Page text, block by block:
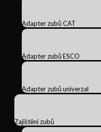
Adapter zubů CAT
Adapter zubů ESCO
Adapter zubů univerzal
Zajištění zubů